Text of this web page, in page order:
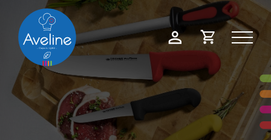
Mon
compte
Demande
devis
Panneau de gestion des cookies